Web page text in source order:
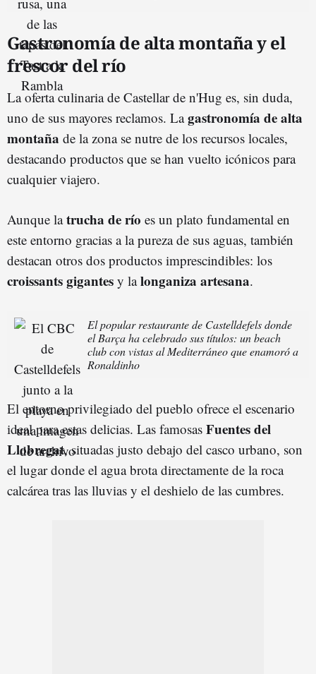
Gastronomía de alta montaña y el
frescor del río
La oferta culinaria de Castellar de n'Hug es, sin duda,
uno de sus mayores reclamos. Lagastronomía de alta
montaña de la zona se nutre de los recursos locales,
destacando productos que se han vuelto icónicos para
cualquier viajero.
Aunque latrucha de río es un plato fundamental en
este entorno gracias a la pureza de sus aguas, también
destacan otros dos productos imprescindibles: los
croissants gigantes y lalonganiza artesana.
El popular restaurante de Castelldefels donde
el Barça ha celebrado sus títulos: un beach
club con vistas al Mediterráneo que enamoró a
Ronaldinho
El entorno privilegiado del pueblo ofrece el escenario
ideal para estas delicias. Las famosas Fuentes del
Llobregat, situadas justo debajo del casco urbano, son
el lugar donde el agua brota directamente de la roca
calcárea tras las lluvias y el deshielo de las cumbres.